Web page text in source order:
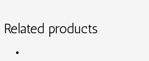
Related products